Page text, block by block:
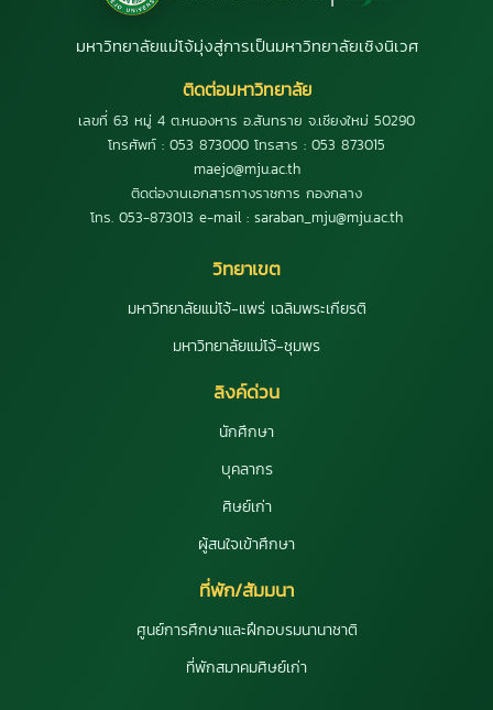
มหาวิทยาลัยแม่โจ้มุ่งสู่การเป็นมหาวิทยาลัยเชิงนิเวศ
ติดต่อมหาวิทยาลัย
เลขที่ 63 หมู่ 4 ต.หนองหาร อ.สันทราย จ.เชียงใหม่ 50290
โทรศัพท์ : 053 873000 โทรสาร : 053 873015
maejo@mju.ac.th
ติดต่องานเอกสารทางราชการ กองกลาง
โทร. 053-873013 e-mail : saraban_mju@mju.ac.th
วิทยาเขต
มหาวิทยาลัยแม่โจ้-แพร่ เฉลิมพระเกียรติ
มหาวิทยาลัยแม่โจ้-ชุมพร
ลิงค์ด่วน
นักศึกษา
บุคลากร
ศิษย์เก่า
ผู้สนใจเข้าศึกษา
ที่พัก/สัมมนา
ศูนย์การศึกษาและฝึกอบรมนานาชาติ
ที่พักสมาคมศิษย์เก่า